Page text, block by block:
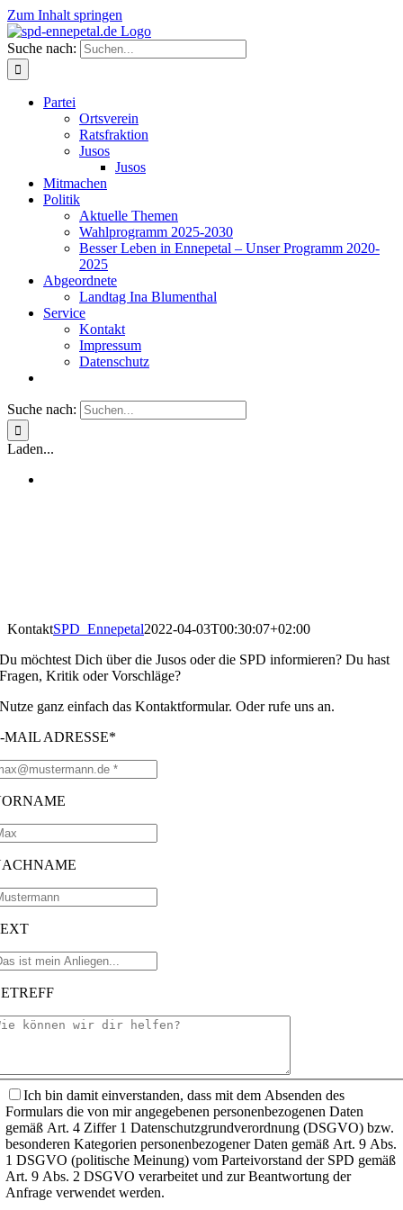
Zum Inhalt springen
Suche nach:
Partei
Ortsverein
Ratsfraktion
Jusos
Jusos
Mitmachen
Politik
Aktuelle Themen
Wahlprogramm 2025-2030
Besser Leben in Ennepetal – Unser Programm 2020-
2025
Abgeordnete
Landtag Ina Blumenthal
Service
Kontakt
Impressum
Datenschutz
Suche nach:
Laden...
KontaktSPD_Ennepetal2022-04-03T00:30:07+02:00
Du möchtest Dich über die Jusos oder die SPD informieren? Du hast
Fragen, Kritik oder Vorschläge?
Nutze ganz einfach das Kontaktformular. Oder rufe uns an.
MAIL ADRESSE*
Ich bin damit einverstanden, dass mit dem Absenden des
Formulars die von mir angegebenen personenbezogenen Daten
gemäß Art. 4 Ziffer 1 Datenschutzgrundverordnung (DSGVO) bzw.
besonderen Kategorien personenbezogener Daten gemäß Art. 9 Abs.
1 DSGVO (politische Meinung) vom Parteivorstand der SPD gemäß
Art. 9 Abs. 2 DSGVO verarbeitet und zur Beantwortung der
Anfrage verwendet werden.